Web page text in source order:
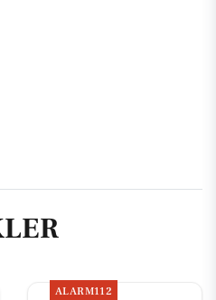
ALARM112